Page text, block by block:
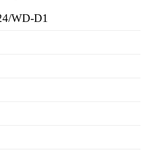
WD-D1